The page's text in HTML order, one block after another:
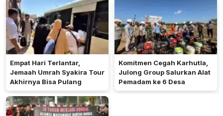
Empat Hari Terlantar,
Jemaah Umrah Syakira Tour
Akhirnya Bisa Pulang
Komitmen Cegah Karhutla,
Julong Group Salurkan Alat
Pemadam ke 6 Desa